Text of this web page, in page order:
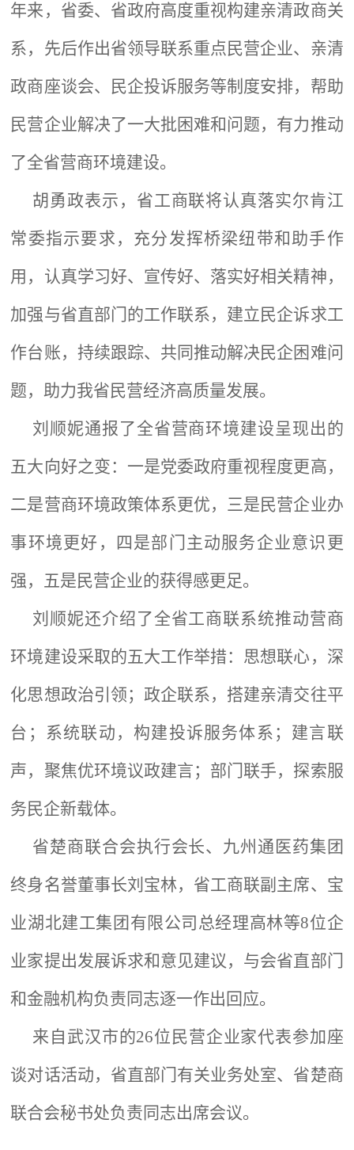
年来，省委、省政府高度重视构建亲清政商关
系，先后作出省领导联系重点民营企业、亲清
政商座谈会、民企投诉服务等制度安排，帮助
民营企业解决了一大批困难和问题，有力推动
了全省营商环境建设。
胡勇政表示，省工商联将认真落实尔肯江
常委指示要求，充分发挥桥梁纽带和助手作
用，认真学习好、宣传好、落实好相关精神，
加强与省直部门的工作联系，建立民企诉求工
作台账，持续跟踪、共同推动解决民企困难问
题，助力我省民营经济高质量发展。
刘顺妮通报了全省营商环境建设呈现出的
五大向好之变：一是党委政府重视程度更高，
二是营商环境政策体系更优，三是民营企业办
事环境更好，四是部门主动服务企业意识更
强，五是民营企业的获得感更足。
刘顺妮还介绍了全省工商联系统推动营商
环境建设采取的五大工作举措：思想联心，深
化思想政治引领；政企联系，搭建亲清交往平
台；系统联动，构建投诉服务体系；建言联
声，聚焦优环境议政建言；部门联手，探索服
务民企新载体。
省楚商联合会执行会长、九州通医药集团
终身名誉董事长刘宝林，省工商联副主席、宝
业湖北建工集团有限公司总经理高林等8位企
业家提出发展诉求和意见建议，与会省直部门
和金融机构负责同志逐一作出回应。
来自武汉市的26位民营企业家代表参加座
谈对话活动，省直部门有关业务处室、省楚商
联合会秘书处负责同志出席会议。